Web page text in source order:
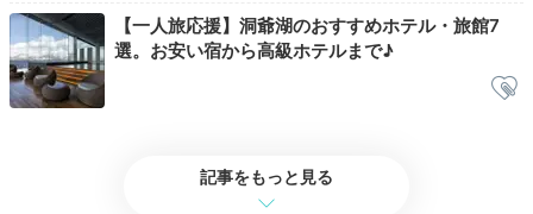
Sightseeing
13:00 ホテルから車で約1時間
きのこ王国を訪問
【一人旅応援】洞爺湖のおすすめホテル・旅館7
選。お安い宿から高級ホテルまで♪
記事をもっと見る